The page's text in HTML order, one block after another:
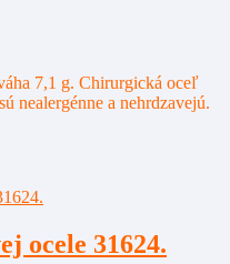
7,1 g. Chirurgická oceľ
nealergénne a nehrdzavejú.
ocele 31624.